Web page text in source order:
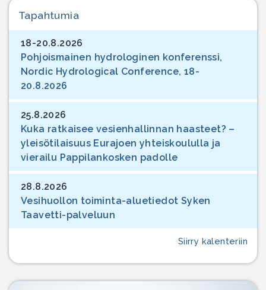
Tapahtumia
18-20.8.2026
Pohjoismainen hydrologinen konferenssi,
Nordic Hydrological Conference, 18-
20.8.2026
25.8.2026
Kuka ratkaisee vesienhallinnan haasteet? –
yleisötilaisuus Eurajoen yhteiskoululla ja
vierailu Pappilankosken padolle
28.8.2026
Vesihuollon toiminta-aluetiedot Syken
Taavetti-palveluun
Siirry kalenteriin